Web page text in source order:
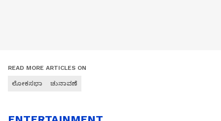
READ MORE ARTICLES ON
ಲೋಕಸಭಾ ಚುನಾವಣೆ